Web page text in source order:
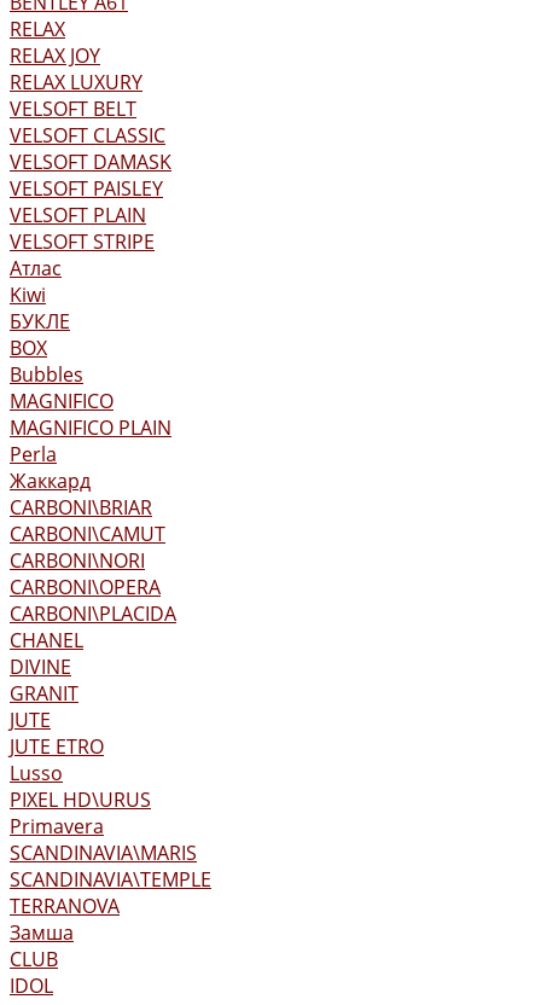
RELAX
RELAX JOY
RELAX LUXURY
VELSOFT BELT
VELSOFT CLASSIC
VELSOFT DAMASK
VELSOFT PAISLEY
VELSOFT PLAIN
VELSOFT STRIPE
Атлас
Kiwi
БУКЛЕ
BOX
Bubbles
MAGNIFICO
MAGNIFICO PLAIN
Perla
Жаккард
CARBONI\BRIAR
CARBONI\CAMUT
CARBONI\NORI
CARBONI\OPERA
CARBONI\PLACIDA
CHANEL
DIVINE
GRANIT
JUTE
JUTE ETRO
Lusso
PIXEL HD\URUS
Primavera
SCANDINAVIA\MARIS
SCANDINAVIA\TEMPLE
TERRANOVA
Замша
CLUB
IDOL